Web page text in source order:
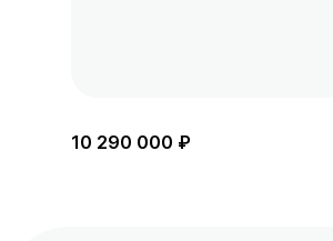
10 290 000 ₽